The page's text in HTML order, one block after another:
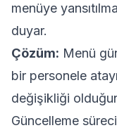
menüye
duyar.
Çözüm: Menü
bir personele
değişikliği
Güncelleme